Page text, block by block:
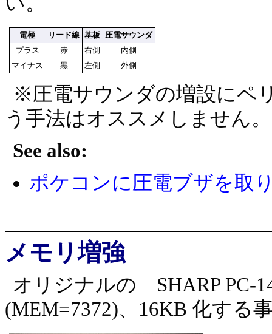
電極 リード線 基板 圧電サウンダ
プラス
赤 右側
内側
マイナス
黒 左側 外側
※圧電サウンダの増設にペ
う手法はオススメしません。
See also:
ポケコンに圧電ブザを取
メモリ増強
オリジナルの SHARP PC-
(MEM=7372)、16KB 化する